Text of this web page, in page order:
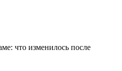
что изменилось после